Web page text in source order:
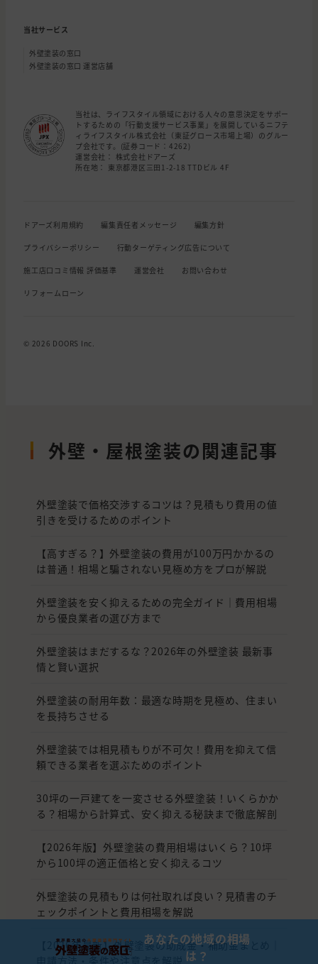
当社サービス
外壁塗装の窓口
外壁塗装の窓口 運営店舗
当社は、ライフスタイル領域における人々の意思決定をサポー
トするための「行動支援サービス事業」を展開しているニフテ
ィライフスタイル株式会社（東証グロース市場上場）のグルー
プ会社です。(証券コード：4262)
運営会社： 株式会社ドアーズ
所在地： 東京都港区三田1-2-18 TTDビル 4F
ドアーズ利用規約 編集責任者メッセージ 編集方針
プライバシーポリシー 行動ターゲティング広告について
施工店口コミ情報 評価基準 運営会社 お問い合わせ
リフォームローン
© 2026 DOORS Inc.
外壁・屋根塗装の関連記事
外壁塗装で価格交渉するコツは？見積もり費用の値
引きを受けるためのポイント
【高すぎる？】外壁塗装の費用が100万円かかるの
は普通！相場と騙されない見極め方をプロが解説
外壁塗装を安く抑えるための完全ガイド｜費用相場
から優良業者の選び方まで
外壁塗装はまだするな？2026年の外壁塗装 最新事
情と賢い選択
外壁塗装の耐用年数：最適な時期を見極め、住まい
を長持ちさせる
外壁塗装では相見積もりが不可欠！費用を抑えて信
頼できる業者を選ぶためのポイント
30坪の一戸建てを一変させる外壁塗装！いくらかか
る？相場から計算式、安く抑える秘訣まで徹底解剖
【2026年版】外壁塗装の費用相場はいくら？10坪
から100坪の適正価格と安く抑えるコツ
外壁塗装の見積もりは何社取れば良い？見積書のチ
ェックポイントと費用相場を解説
【2026年最新】外壁塗装の助成金・補助金まとめ｜
申請方法・条件や注意点を解説
あなたの地域の相場
は？